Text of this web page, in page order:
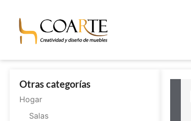
Otras categorías
Hogar
Salas